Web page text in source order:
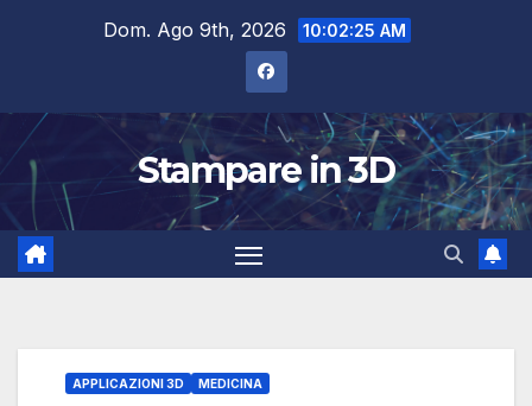
Dom. Ago 9th, 2026 10:02:26 AM
Stampare in 3D
APPLICAZIONI 3D MEDICINA